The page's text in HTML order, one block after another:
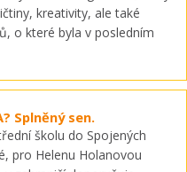
kreativity, ale také
o které byla v posledním
Splněný sen.
školu do Spojených
pro Helenu Holanovou